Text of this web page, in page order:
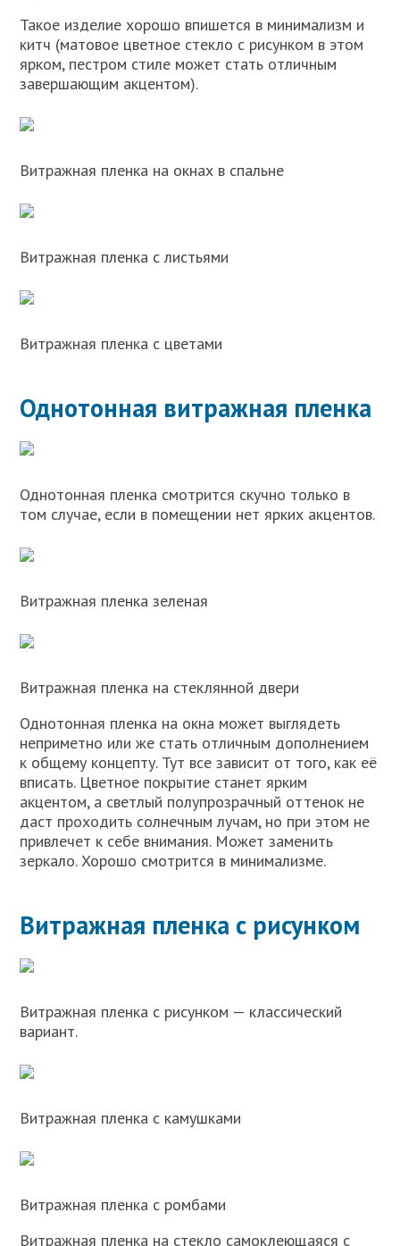
Такое изделие хорошо впишется в минимализм и
китч (матовое цветное стекло с рисунком в этом
ярком, пестром стиле может стать отличным
завершающим акцентом).
Витражная пленка на окнах в спальне
Витражная пленка с листьями
Витражная пленка с цветами
Однотонная витражная пленка
Однотонная пленка смотрится скучно только в
том случае, если в помещении нет ярких акцентов.
Витражная пленка зеленая
Витражная пленка на стеклянной двери
Однотонная пленка на окна может выглядеть
неприметно или же стать отличным дополнением
к общему концепту. Тут все зависит от того, как её
вписать. Цветное покрытие станет ярким
акцентом, а светлый полупрозрачный оттенок не
даст проходить солнечным лучам, но при этом не
привлечет к себе внимания. Может заменить
зеркало. Хорошо смотрится в минимализме.
Витражная пленка с рисунком
Витражная пленка с рисунком — классический
вариант.
Витражная пленка с камушками
Витражная пленка с ромбами
Витражная пленка на стекло самоклеющаяся с